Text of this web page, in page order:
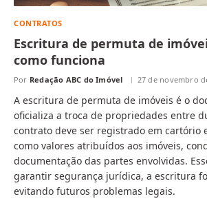
CONTRATOS
Escritura de permuta de
como funciona
Por Redação ABC do Imóvel 27 de novembro
A escritura de permuta de imóveis é o
oficializa a troca de propriedades entre
contrato deve ser registrado em cartório
como valores atribuídos aos imóveis,
documentação das partes envolvidas.
garantir segurança jurídica, a escritura
evitando futuros problemas legais.